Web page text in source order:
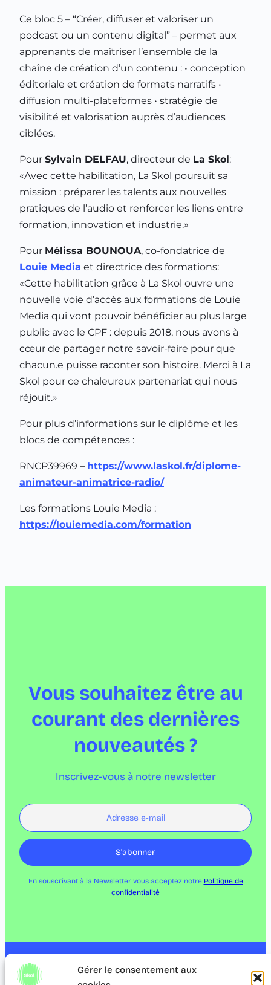
Gérer le consentement aux
Ce bloc 5 – “Créer, diffuser et valoriser un
podcast ou un contenu digital” – permet aux
apprenants de maîtriser l’ensemble de la
chaîne de création d’un contenu : • conception
éditoriale et création de formats narratifs •
diffusion multi-plateformes • stratégie de
visibilité et valorisation auprès d’audiences
ciblées.
Pour Sylvain DELFAU, directeur de La Skol:
«Avec cette habilitation, La Skol poursuit sa
mission : préparer les talents aux nouvelles
pratiques de l’audio et renforcer les liens entre
formation, innovation et industrie.»
Pour Mélissa BOUNOUA, co-fondatrice de
Louie Media et directrice des formations:
«Cette habilitation grâce à La Skol ouvre une
nouvelle voie d’accès aux formations de Louie
Media qui vont pouvoir bénéficier au plus large
public avec le CPF : depuis 2018, nous avons à
cœur de partager notre savoir-faire pour que
chacun.e puisse raconter son histoire. Merci à La
Skol pour ce chaleureux partenariat qui nous
réjouit.»
Pour plus d’informations sur le diplôme et les
blocs de compétences :
RNCP39969 – https://www.laskol.fr/diplome-
animateur-animatrice-radio/
Les formations Louie Media :
https://louiemedia.com/formation
Vous souhaitez être au
courant des dernières
nouveautés ?
Inscrivez-vous à notre newsletter
En souscrivant à la Newsletter vous acceptez notre Politique de
confidentialité